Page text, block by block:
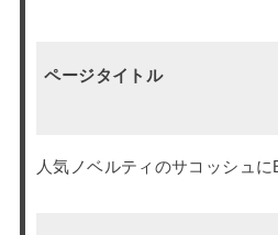
ページタイトル
人気ノベルティのサコッシュに